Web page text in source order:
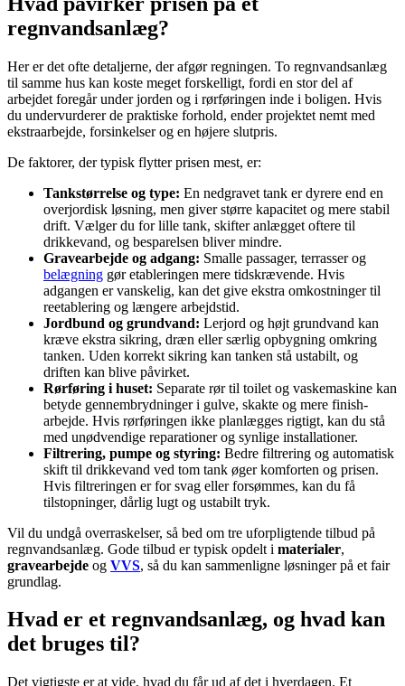
regnvandsanlæg?
Her er det ofte detaljerne, der afgør regningen. To regnvandsanlæg
til samme hus kan koste meget forskelligt, fordi en stor del af
arbejdet foregår under jorden og i rørføringen inde i boligen. Hvis
du undervurderer de praktiske forhold, ender projektet nemt med
ekstraarbejde, forsinkelser og en højere slutpris.
De faktorer, der typisk flytter prisen mest, er:
Tankstørrelse og type: En nedgravet tank er dyrere end en
overjordisk løsning, men giver større kapacitet og mere stabil
drift. Vælger du for lille tank, skifter anlægget oftere til
drikkevand, og besparelsen bliver mindre.
Gravearbejde og adgang: Smalle passager, terrasser og
belægning gør etableringen mere tidskrævende. Hvis
adgangen er vanskelig, kan det give ekstra omkostninger til
reetablering og længere arbejdstid.
Jordbund og grundvand: Lerjord og højt grundvand kan
kræve ekstra sikring, dræn eller særlig opbygning omkring
tanken. Uden korrekt sikring kan tanken stå ustabilt, og
driften kan blive påvirket.
Rørføring i huset: Separate rør til toilet og vaskemaskine kan
betyde gennembrydninger i gulve, skakte og mere finish-
arbejde. Hvis rørføringen ikke planlægges rigtigt, kan du stå
med unødvendige reparationer og synlige installationer.
Filtrering, pumpe og styring: Bedre filtrering og automatisk
skift til drikkevand ved tom tank øger komforten og prisen.
Hvis filtreringen er for svag eller forsømmes, kan du få
tilstopninger, dårlig lugt og ustabilt tryk.
Vil du undgå overraskelser, så bed om tre uforpligtende tilbud på
regnvandsanlæg. Gode tilbud er typisk opdelt i materialer,
gravearbejde og VVS, så du kan sammenligne løsninger på et fair
grundlag.
Hvad er et regnvandsanlæg, og hvad kan
det bruges til?
Det vigtigste er at vide, hvad du får ud af det i hverdagen. Et